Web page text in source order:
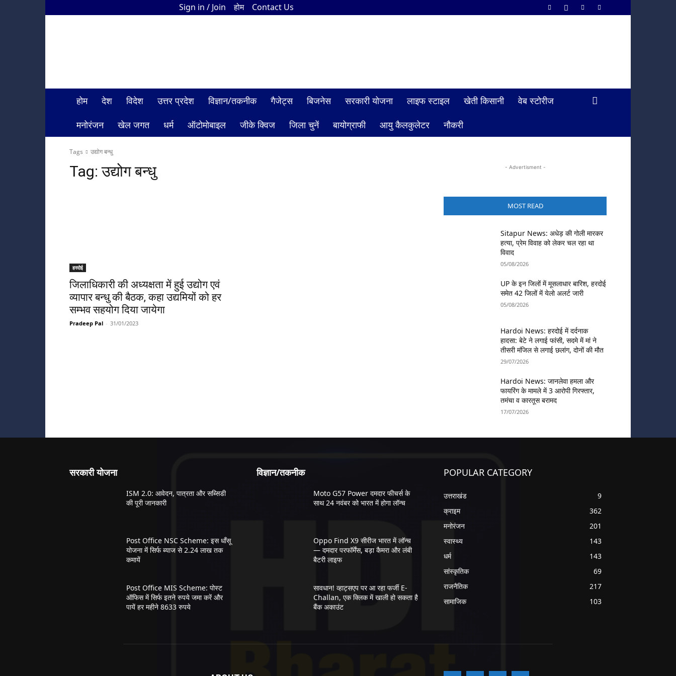
Sign in / Join होम Contact Us
होम देश विदेश उत्तर प्रदेश विज्ञान/तकनीक गैजेट्स बिजनेस सरकारी योजना लाइफ स्टाइल खेती किसानी
वेब स्टोरीज
मनोरंजन
खेल जगत धर्म ऑटोमोबाइल जीके क्विज जिला चुनें बायोग्राफी आयु कैलकुलेटर नौकरी
Tags उद्योग बन्धु
Tag:उद्योग बन्धु
हरदोई
जिलाधिकारी की अध्यक्षता में हुई उद्योग एवं
व्यापार बन्धु की बैठक, कहा उद्यमियों को हर
सम्भव सहयोग दिया जायेगा
Pradeep Pal - 31/01/2023
- Advertisment -
MOST READ
Sitapur News: अधेड़ की गोली मारकर
हत्या, प्रेम विवाह को लेकर चल रहा था
विवाद
05/08/2026
UP के इन जिलों में मूसलाधार बारिश, हरदोई
समेत 42 जिलों में येलो अलर्ट जारी
05/08/2026
Hardoi News: हरदोई में दर्दनाक
हादसा: बेटे ने लगाई फांसी, सदमे में मां ने
तीसरी मंजिल से लगाई छलांग, दोनों की मौत
29/07/2026
Hardoi News: जानलेवा हमला और
फायरिंग के मामले में 3 आरोपी गिरफ्तार,
तमंचा व कारतूस बरामद
17/07/2026
सरकारी योजना
ISM 2.0: आवेदन, पात्रता और सब्सिडी
की पूरी जानकारी
Post Office NSC Scheme: इस धाँसू
योजना में सिर्फ ब्याज से 2.24 लाख तक
कमायें
Post Office MIS Scheme: पोस्ट
ऑफिस में सिर्फ इतने रुपये जमा करें और
पायें हर महीने 8633 रुपये
विज्ञान/तकनीक
Moto G57 Power दमदार फीचर्स के
साथ 24 नवंबर को भारत में होगा लॉन्च
Oppo Find X9 सीरीज भारत में लॉन्च
— दमदार परफॉर्मेंस, बड़ा कैमरा और लंबी
बैटरी लाइफ
सावधान! व्हाट्सएप पर आ रहा फर्जी E-
Challan, एक क्लिक में खाली हो सकता है
बैंक अकाउंट
POPULAR CATEGORY
उत्तराखंड
9
क्राइम
362
मनोरंजन
201
स्वास्थ्य
143
धर्म
143
सांस्कृतिक
69
राजनैतिक
217
सामाजिक
103